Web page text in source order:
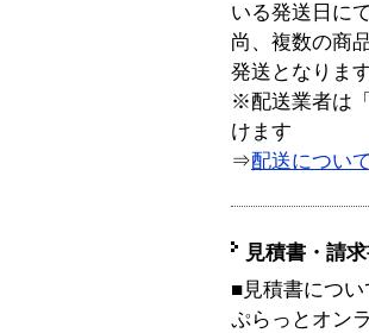
いる発送日に
尚、複数の商
発送となります
※配送業者は
けます
⇒配送につい
見積書・請
■見積書につい
ぷらっとオン